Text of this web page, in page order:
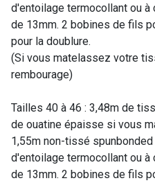
d'entoilage termocollant ou
de 13mm. 2 bobines de fils
pour la doublure.
(Si vous matelassez votre
rembourage)
Tailles 40 à 46 : 3,48m de
de ouatine épaisse si vous
1,55m non-tissé
d'entoilage termocollant ou
de 13mm. 2 bobines de fils